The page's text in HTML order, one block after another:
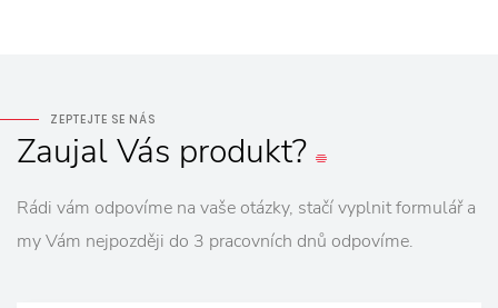
ZEPTEJTE SE NÁS
ZaujalVás produkt?
Rádi vám odpovíme na vaše otázky, stačí vyplnit formulář a
my Vám nejpozději do 3 pracovních dnů odpovíme.